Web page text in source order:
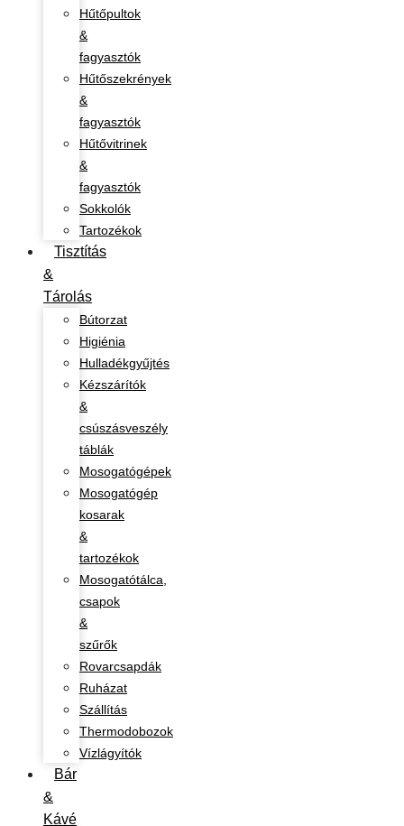
Hűtőpultok
&
fagyasztók
Hűtőszekrények
&
fagyasztók
Hűtővitrinek
&
fagyasztók
Sokkolók
Tartozékok
Tisztítás
&
Tárolás
Bútorzat
Higiénia
Hulladékgyűjtés
Kézszárítók
&
csúszásveszély
táblák
Mosogatógépek
Mosogatógép
kosarak
&
tartozékok
Mosogatótálca,
csapok
&
szűrők
Rovarcsapdák
Ruházat
Szállítás
Thermodobozok
Vízlágyítók
Bár
&
Kávé